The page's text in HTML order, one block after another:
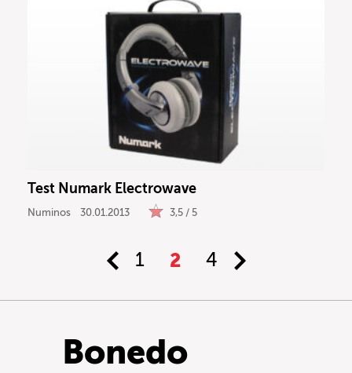
Test Numark Electrowave
Numinos 30.01.2013 3,5 / 5
1 2 4
Bonedo